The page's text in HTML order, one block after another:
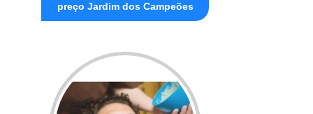
preço Jardim dos Campeões